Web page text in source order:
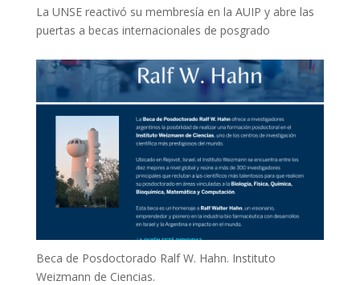
La UNSE reactivó su membresía en la AUIP y abre las
puertas a becas internacionales de posgrado
Beca de Posdoctorado Ralf W. Hahn. Instituto
Weizmann de Ciencias.